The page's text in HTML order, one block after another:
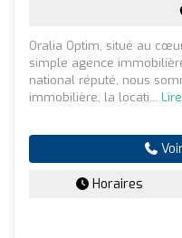
Oralia Optim, situé au
simple agence
national réputé, nous
immobilière, la locati...
Horaires